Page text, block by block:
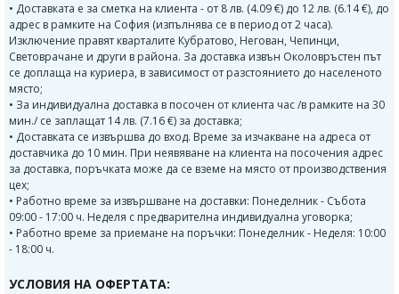
• Доставката е за сметка на клиента - от 8 лв. (4.09 €) до 12 лв. (6.14 €), до
адрес в рамките на София (изпълнява се в период от 2 часа).
Изключение правят кварталите Кубратово, Негован, Чепинци,
Световрачане и други в района. За доставка извън Околовръстен път
се доплаща на куриера, в зависимост от разстоянието до населеното
място;
• За индивидуална доставка в посочен от клиента час /в рамките на 30
мин./ се заплащат 14 лв. (7.16 €) за доставка;
• Доставката се извършва до вход. Време за изчакване на адреса от
доставчика до 10 мин. При неявяване на клиента на посочения адрес
за доставка, поръчката може да се вземе на място от производствения
цех;
• Работно време за извършване на доставки: Понеделник - Събота
09:00 - 17:00 ч. Неделя с предварителна индивидуална уговорка;
• Работно време за приемане на поръчки: Понеделник - Неделя: 10:00
- 18:00 ч.
УСЛОВИЯ НА ОФЕРТАТА: